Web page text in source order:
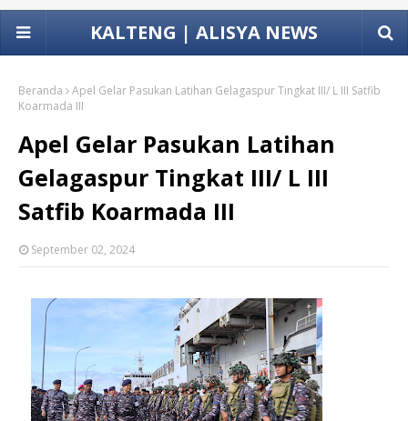
KALTENG | ALISYA NEWS
Beranda
Apel Gelar Pasukan Latihan Gelagaspur Tingkat III/ L III Satfib
Koarmada III
Apel Gelar Pasukan Latihan
Gelagaspur Tingkat III/ L III
Satfib Koarmada III
September 02, 2024